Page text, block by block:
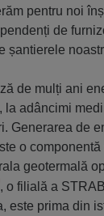
pentru noi
de
șantierele
de mulți ani
la adâncimi
Generarea de
o componentă
geotermală
, o filială a
este prima din